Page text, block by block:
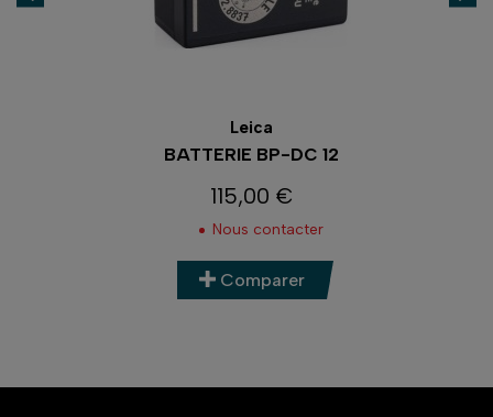
Leica
BATTERIE BP-DC 12
Prix
115,00 €
Nous contacter
Comparer